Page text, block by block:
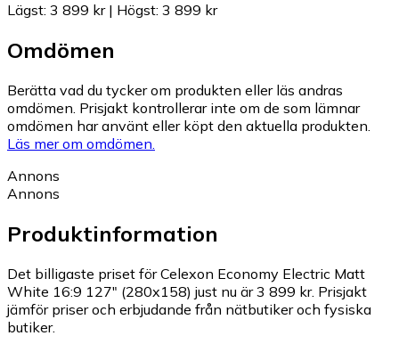
Lägst: 3 899 kr| Högst: 3 899 kr
Omdömen
Berätta vad du tycker om produkten eller läs andras
omdömen. Prisjakt kontrollerar inte om de som lämnar
omdömen har använt eller köpt den aktuella produkten.
Läs mer om omdömen.
Annons
Annons
Produktinformation
Det billigaste priset för Celexon Economy Electric Matt
White 16:9 127" (280x158) just nu är 3 899 kr. Prisjakt
jämför priser och erbjudande från nätbutiker och fysiska
butiker.